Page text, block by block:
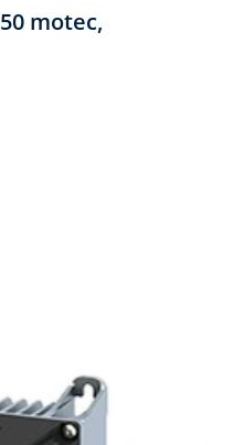
motec,